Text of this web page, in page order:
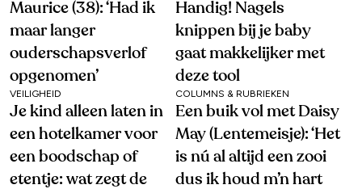
Maurice (38): ‘Had ik
maar langer
ouderschapsverlof
opgenomen’
Handig! Nagels
knippen bij je baby
gaat makkelijker met
deze tool
VEILIGHEID
Je kind alleen laten in
een hotelkamer voor
een boodschap of
etentje: wat zegt de
COLUMNS & RUBRIEKEN
Een buik vol met Daisy
May (Lentemeisje): ‘Het
is nú al altijd een zooi
dus ik houd m’n hart